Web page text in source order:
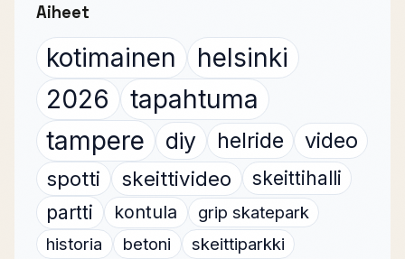
Aiheet
kotimainen
helsinki
2026
tapahtuma
tampere
diy helride video
spotti skeittivideo
skeittihalli
partti
kontula
grip skatepark
historia
betoni
skeittiparkki